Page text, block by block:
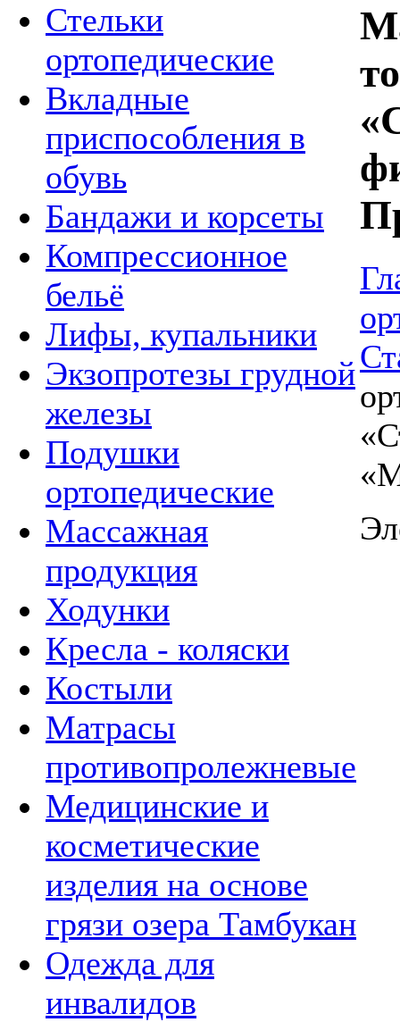
Стельки
ортопедические
Вкладные
приспособления в
обувь
Бандажи и корсеты
Компрессионное
бельё
Лифы, купальники
Экзопротезы грудной
железы
Подушки
ортопедические
Массажная
продукция
Ходунки
Кресла - коляски
Костыли
Матрасы
противопролежневые
Медицинские и
косметические
изделия на основе
грязи озера Тамбукан
Одежда для
инвалидов